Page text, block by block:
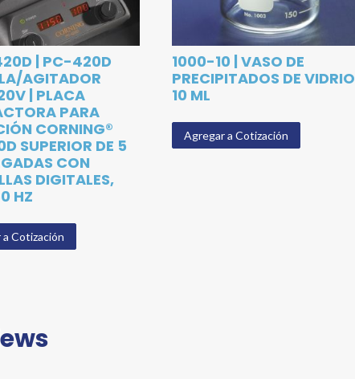
| PC-420D
AGITADOR
| PLACA
PARA
CORNING®
SUPERIOR DE 5
CON
DIGITALES,
HZ
Cotización
1000-10 | VASO DE
PRECIPITADOS DE VIDRIO
10 ML
Agregar a Cotización